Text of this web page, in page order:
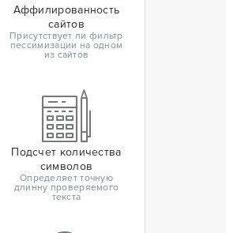
Аффилированность
сайтов
Присутствует ли фильтр
пессимизации на одном
из сайтов
Подсчет количества
символов
Определяет точную
длинну проверяемого
текста